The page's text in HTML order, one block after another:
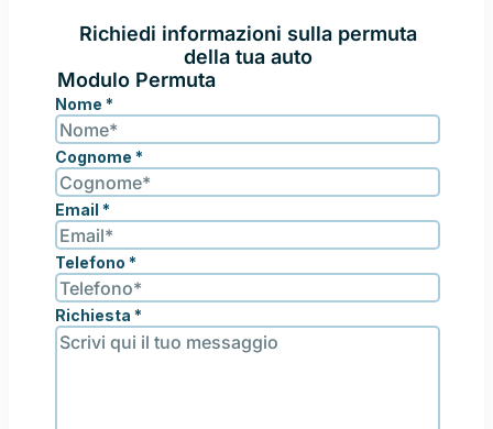
Richiedi informazioni sulla permuta
della tua auto
Modulo Permuta
Nome *
Cognome *
Email *
Telefono *
Richiesta *